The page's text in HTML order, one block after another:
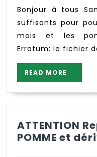
16
nov
Bonjour à tous Samedi, préparez des paniers
suffisants pour
mois et les
Erratum: le fichier
READ MORE
MORE
ATTENTION
POMME et